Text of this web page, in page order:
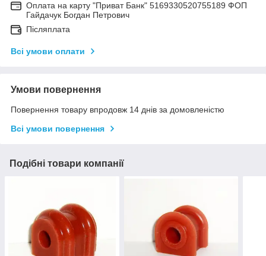
Оплата на карту "Приват Банк" 5169330520755189 ФОП
Гайдачук Богдан Петрович
Післяплата
Всі умови оплати
Умови повернення
Повернення товару впродовж 14 днів за домовленістю
Всі умови повернення
Подібні товари компанії